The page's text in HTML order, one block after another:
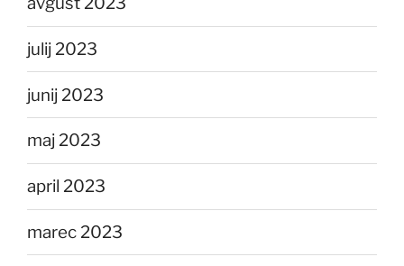
julij 2023
junij 2023
maj 2023
april 2023
marec 2023